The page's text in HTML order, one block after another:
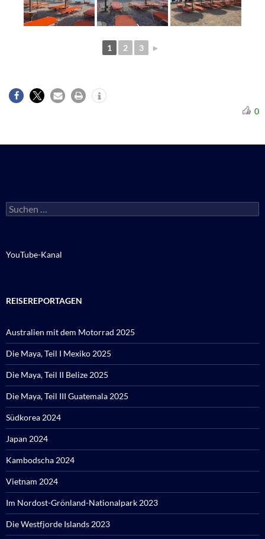
1 2 3 ►
0
Suchen
nach:
YouTube-Kanal
REISEREPORTAGEN
Australien mit dem Motorrad 2025
Die Maya, Teil I Mexiko 2025
Die Maya, Teil II Belize 2025
Die Maya, Teil III Guatemala 2025
Südkorea 2024
Japan 2024
Kambodscha 2024
Vietnam 2024
Im Nordost-Grönland-Nationalpark 2023
Die Westfjorde Islands 2023